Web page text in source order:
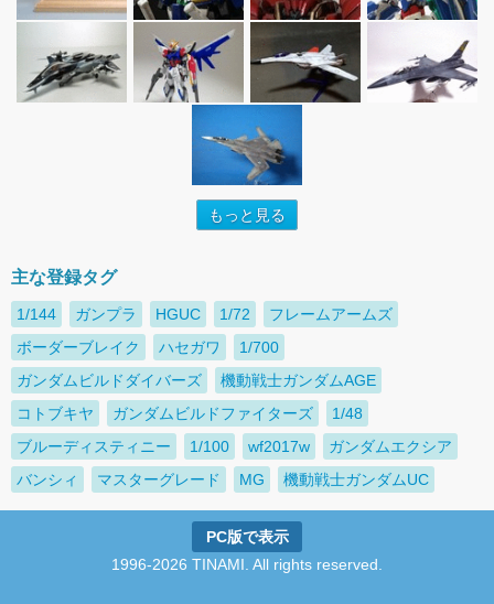
もっと見る
主な登録タグ
1/144 ガンプラ HGUC 1/72
フレームアームズ
ボーダーブレイク
ハセガワ
1/700
ガンダムビルドダイバーズ
機動戦士ガンダムAGE
コトブキヤ
ガンダムビルドファイターズ
1/48
ブルーディスティニー
1/100 wf2017w
ガンダムエクシア
バンシィ
マスターグレード MG 機動戦士ガンダムUC
PC版で表示
1996-2026 TINAMI. All rights reserved.